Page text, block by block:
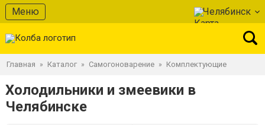
Меню Челябинск
Главная » Каталог » Самогоноварение » Комплектующие
Холодильники и змеевики в
Челябинске